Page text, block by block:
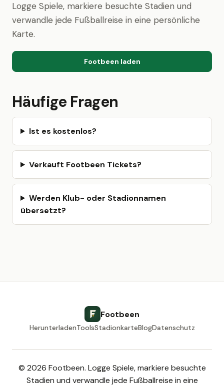
Logge Spiele, markiere besuchte Stadien und
verwandle jede Fußballreise in eine persönliche
Karte.
Footbeen laden
Häufige Fragen
Ist es kostenlos?
Verkauft Footbeen Tickets?
Werden Klub- oder Stadionnamen
übersetzt?
Footbeen
HerunterladenToolsStadionkarteBlogDatenschutz
© 2026 Footbeen. Logge Spiele, markiere besuchte
Stadien und verwandle jede Fußballreise in eine